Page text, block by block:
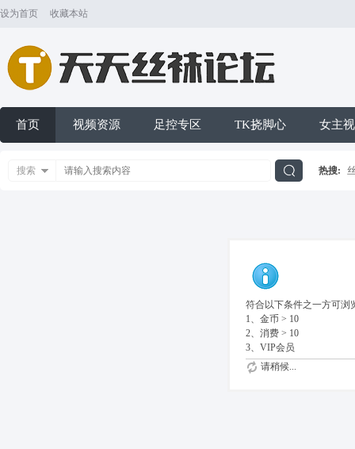
设为首页 收藏本站
首页 视频资源 足控专区 TK挠脚心 女主
搜索 热搜:
符合以下条件之一方可浏
1、金币 > 10
2、消费 > 10
3、VIP会员
请稍候...